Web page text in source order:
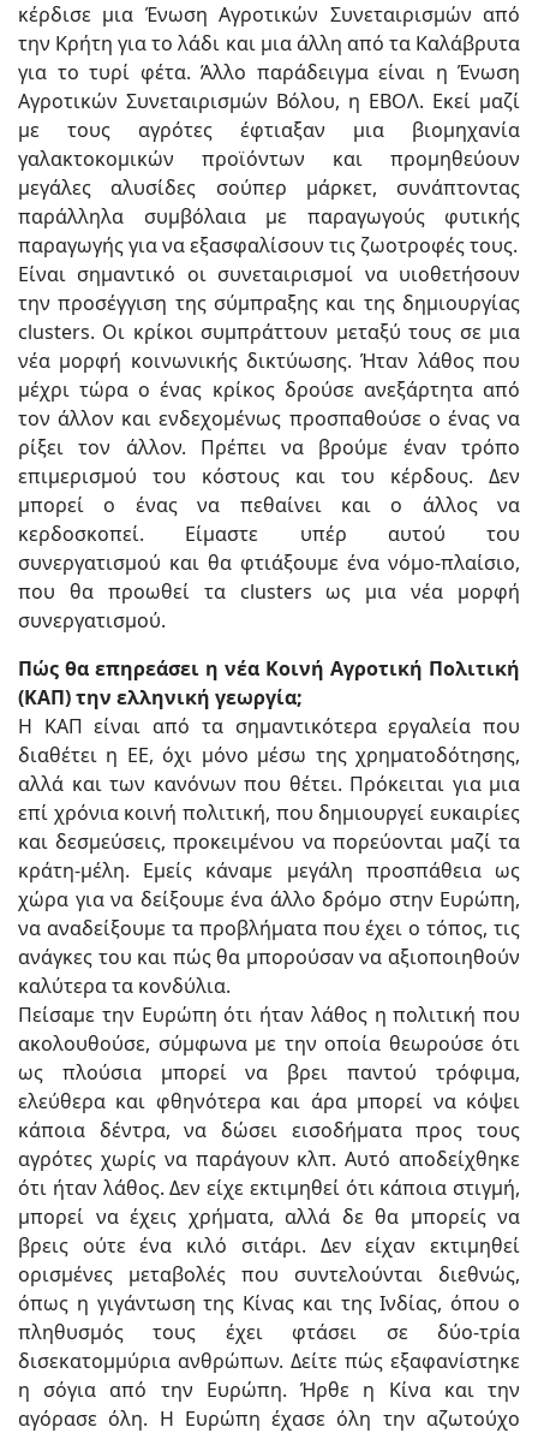
κέρδισε μια Ένωση Αγροτικών Συνεταιρισμών από
την Κρήτη για το λάδι και μια άλλη από τα Καλάβρυτα
για το τυρί φέτα. Άλλο παράδειγμα είναι η Ένωση
Αγροτικών Συνεταιρισμών Βόλου, η ΕΒΟΛ. Εκεί μαζί
με τους αγρότες έφτιαξαν μια βιομηχανία
γαλακτοκομικών προϊόντων και προμηθεύουν
μεγάλες αλυσίδες σούπερ μάρκετ, συνάπτοντας
παράλληλα συμβόλαια με παραγωγούς φυτικής
παραγωγής για να εξασφαλίσουν τις ζωοτροφές τους.
Είναι σημαντικό οι συνεταιρισμοί να υιοθετήσουν
την προσέγγιση της σύμπραξης και της δημιουργίας
clusters. Οι κρίκοι συμπράττουν μεταξύ τους σε μια
νέα μορφή κοινωνικής δικτύωσης. Ήταν λάθος που
μέχρι τώρα ο ένας κρίκος δρούσε ανεξάρτητα από
τον άλλον και ενδεχομένως προσπαθούσε ο ένας να
ρίξει τον άλλον. Πρέπει να βρούμε έναν τρόπο
επιμερισμού του κόστους και του κέρδους. Δεν
μπορεί ο ένας να πεθαίνει και ο άλλος να
κερδοσκοπεί. Είμαστε υπέρ αυτού του
συνεργατισμού και θα φτιάξουμε ένα νόμο-πλαίσιο,
που θα προωθεί τα clusters ως μια νέα μορφή
συνεργατισμού.
Πώς θα επηρεάσει η νέα Κοινή Αγροτική Πολιτική
(ΚΑΠ) την ελληνική γεωργία;
Η ΚΑΠ είναι από τα σημαντικότερα εργαλεία που
διαθέτει η ΕΕ, όχι μόνο μέσω της χρηματοδότησης,
αλλά και των κανόνων που θέτει. Πρόκειται για μια
επί χρόνια κοινή πολιτική, που δημιουργεί ευκαιρίες
και δεσμεύσεις, προκειμένου να πορεύονται μαζί τα
κράτη-μέλη. Εμείς κάναμε μεγάλη προσπάθεια ως
χώρα για να δείξουμε ένα άλλο δρόμο στην Ευρώπη,
να αναδείξουμε τα προβλήματα που έχει ο τόπος, τις
ανάγκες του και πώς θα μπορούσαν να αξιοποιηθούν
καλύτερα τα κονδύλια.
Πείσαμε την Ευρώπη ότι ήταν λάθος η πολιτική που
ακολουθούσε, σύμφωνα με την οποία θεωρούσε ότι
ως πλούσια μπορεί να βρει παντού τρόφιμα,
ελεύθερα και φθηνότερα και άρα μπορεί να κόψει
κάποια δέντρα, να δώσει εισοδήματα προς τους
αγρότες χωρίς να παράγουν κλπ. Αυτό αποδείχθηκε
ότι ήταν λάθος. Δεν είχε εκτιμηθεί ότι κάποια στιγμή,
μπορεί να έχεις χρήματα, αλλά δε θα μπορείς να
βρεις ούτε ένα κιλό σιτάρι. Δεν είχαν εκτιμηθεί
ορισμένες μεταβολές που συντελούνται διεθνώς,
όπως η γιγάντωση της Κίνας και της Ινδίας, όπου ο
πληθυσμός τους έχει φτάσει σε δύο-τρία
δισεκατομμύρια ανθρώπων. Δείτε πώς εξαφανίστηκε
η σόγια από την Ευρώπη. Ήρθε η Κίνα και την
αγόρασε όλη. Η Ευρώπη έχασε όλη την αζωτούχο